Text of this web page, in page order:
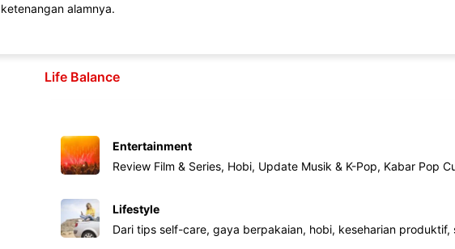
ketenangan alamnya.
Life Balance
Entertainment
Review Film & Series, Hobi, Update Musik & K-Pop, Kabar Pop
Lifestyle
Dari tips self-care, gaya berpakaian, hobi, keseharian